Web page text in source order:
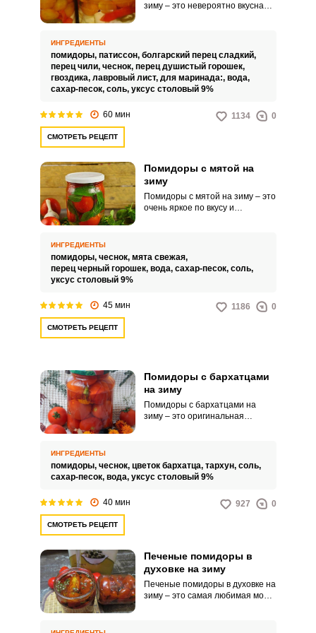
зиму – это невероятно вкусная,
праздничного стола. Такое
угощение можно подавать как
самостоятельную холодную
закуску или в качестве
дополнения к горячим гарнирам,
блюдам.Ингредиенты на одну
ИНГРЕДИЕНТЫ
помидоры, патиссон, болгарский перец сладкий,
перец чили, чеснок, перец душистый горошек,
гвоздика, лавровый лист, для маринада:, вода,
сахар-песок, соль, уксус столовый 9%
60 мин 1134 0
СМОТРЕТЬ РЕЦЕПТ
Помидоры с мятой на
зиму
Помидоры с мятой на зиму – это
очень яркое по вкусу и
подавать как дополнение к
горячим обеденным блюдам.
ИНГРЕДИЕНТЫ
помидоры, чеснок, мята свежая,
перец черный горошек, вода, сахар-песок, соль,
уксус столовый 9%
45 мин 1186 0
СМОТРЕТЬ РЕЦЕПТ
Помидоры с бархатцами
на зиму
Помидоры с бархатцами на
зиму – это оригинальная
Такое угощение можно подавать
в качестве самостоятельной
закуски или как дополнение к
ИНГРЕДИЕНТЫ
помидоры, чеснок, цветок бархатца, тархун, соль,
сахар-песок, вода, уксус столовый 9%
40 мин 927 0
СМОТРЕТЬ РЕЦЕПТ
Печеные помидоры в
духовке на зиму
Печеные помидоры в духовке на
зиму – это самая любимая моя